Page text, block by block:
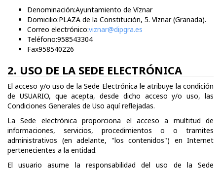
Denominación:Ayuntamiento de Víznar
Domicilio:PLAZA de la Constitución, 5. Víznar (Granada).
Correo electrónico:viznar@dipgra.es
Teléfono:958543304
Fax958540226
2. USO DE LA SEDE ELECTRÓNICA
El acceso y/o uso de la Sede Electrónica le atribuye la condición
de USUARIO, que acepta, desde dicho acceso y/o uso, las
Condiciones Generales de Uso aquí reflejadas.
La Sede electrónica proporciona el acceso a multitud de
informaciones, servicios, procedimientos o o tramites
administrativos (en adelante, "los contenidos") en Internet
pertenecientes a la entidad.
El usuario asume la responsabilidad del uso de la Sede